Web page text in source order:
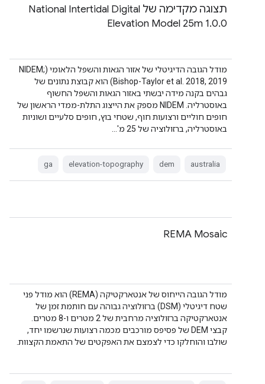
תצוגה מקדימה של National Intertidal Digital
Elevation Model 25m 1.0.0
מודל הגובה הדיגיטלי של אזור הגאות והשפל הלאומי (NIDEM;
Bishop-Taylor et al. 2018, 2019) הוא קבוצת נתונים של
גבהים בקנה מידה יבשתי באזור הגאות והשפל החשוף
באוסטרליה. ‫NIDEM מספק את הייצוג התלת-ממדי הראשון של
חופים חוליים ורצועות חוף, שטחי בוץ, חופים סלעיים ושוניות
באוסטרליה, ברזולוציה של 25 מ'…
australia
dem
elevation-topography
ga
REMA Mosaic
מודל הגובה הייחוס של אנטארקטיקה (REMA) הוא מודל פני
שטח דיגיטלי (DSM) ברזולוציה גבוהה עם חותמת זמן של
אנטארקטיקה ברזולוציה מרחבית של 2 מטרים ו-8 מטרים.
קבצי DEM של פסיפס מורכבים מכמה רצועות שנרשמו יחד,
שולבו והוחלקו כדי לצמצם את האפקטים של התאמת הקצוות.